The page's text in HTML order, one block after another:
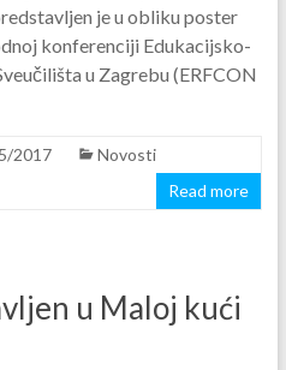
je u obliku poster
konferenciji Edukacijsko-
u Zagrebu (ERFCON
2017
Novosti
Read more
u Maloj kući